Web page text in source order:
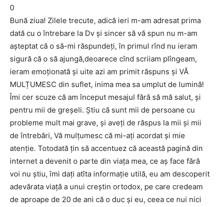
0
Bună ziua! Zilele trecute, adică ieri m-am adresat prima
dată cu o întrebare la Dv și sincer să vă spun nu m-am
așteptat că o să-mi răspundeți, în primul rînd nu ieram
sigură că o să ajungă,deoarece cînd scriiam plîngeam,
ieram emoționată și uite azi am primit răspuns și VĂ
MULȚUMESC din suflet, inima mea sa umplut de lumină!
Îmi cer scuze că am început mesajul fără să mă salut, și
pentru mii de greșeli. Știu că sunt mii de persoane cu
probleme mult mai grave, și aveți de răspus la mii și mii
de întrebări, Vă mulțumesc că mi-ați acordat și mie
atenție. Totodată țin să accentuez că această pagină din
internet a devenit o parte din viața mea, ce aș face fără
voi nu știu, îmi dați atîta informație utilă, eu am descoperit
adevărata viață a unui creștin ortodox, pe care credeam
de aproape de 20 de ani că o duc și eu, ceea ce nui nici